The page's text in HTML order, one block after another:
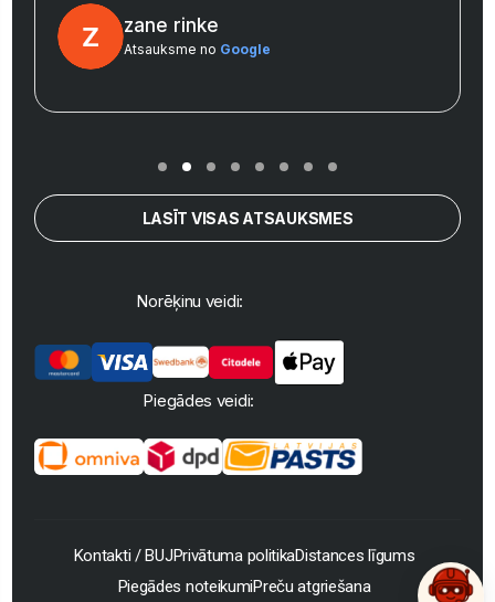
zane rinke
Atsauksme no Google
LASĪT VISAS ATSAUKSMES
Norēķinu veidi:
Piegādes veidi:
Kontakti / BUJPrivātuma politikaDistances līgums
Piegādes noteikumiPreču atgriešana